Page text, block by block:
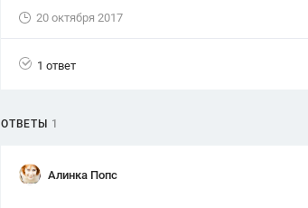
Олимпиады
Spotlight
280 ответов
20 октября 2017
1 ответ
ОТВЕТЫ 1
Алинка Попс